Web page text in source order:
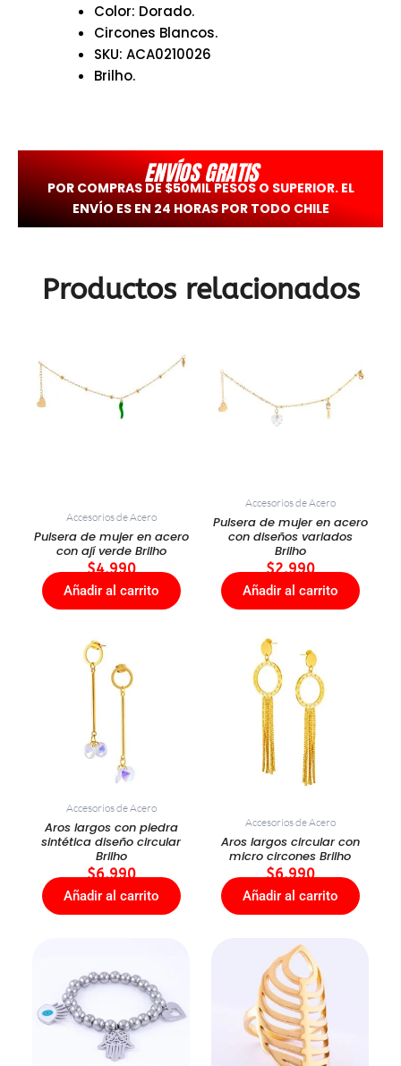
Color: Dorado.
Circones Blancos.
SKU: ACA0210026
Brilho.
ENVÍOS GRATIS
POR COMPRAS DE $50MIL PESOS O SUPERIOR. EL
ENVÍO ES EN 24 HORAS POR TODO CHILE
Productos relacionados
Accesorios de Acero
Pulsera de mujer en acero
con ají verde Brilho
$4.990
Añadir al carrito
Accesorios de Acero
Pulsera de mujer en acero
con diseños variados
Brilho
$2.990
Añadir al carrito
Accesorios de Acero
Aros largos con piedra
sintética diseño circular
Brilho
$6.990
Añadir al carrito
Accesorios de Acero
Aros largos circular con
micro circones Brilho
$6.990
Añadir al carrito